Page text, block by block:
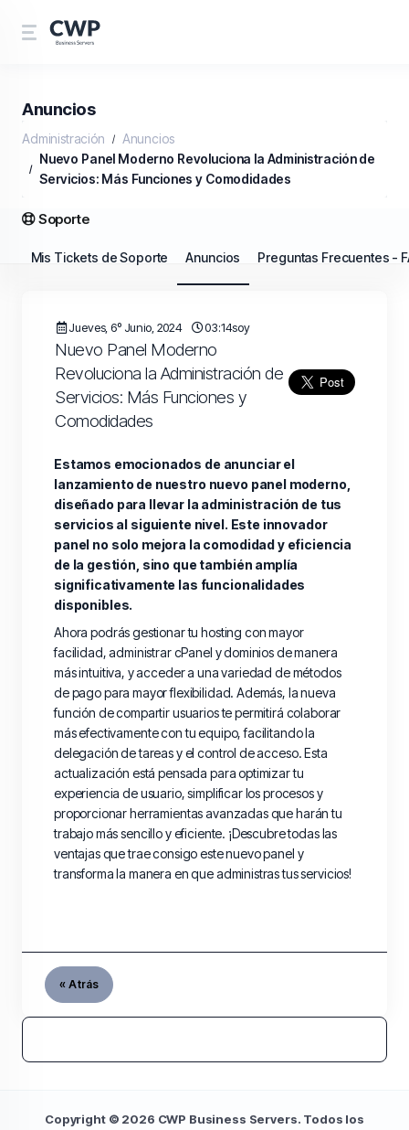
Anuncios
Administración
Anuncios
Nuevo Panel Moderno Revoluciona la Administración de
Servicios: Más Funciones y Comodidades
Soporte
Mis Tickets de Soporte Anuncios Preguntas Frecuentes -
Jueves, 6º Junio, 2024 03:14soy
Nuevo Panel Moderno
Revoluciona la Administración de
Servicios: Más Funciones y
Comodidades
Estamos emocionados de anunciar el
lanzamiento de nuestro nuevo panel moderno,
diseñado para llevar la administración de tus
servicios al siguiente nivel. Este innovador
panel no solo mejora la comodidad y eficiencia
de la gestión, sino que también amplía
significativamente las funcionalidades
disponibles.
Ahora podrás gestionar tu hosting con mayor
facilidad, administrar cPanel y dominios de manera
más intuitiva, y acceder a una variedad de métodos
de pago para mayor flexibilidad. Además, la nueva
función de compartir usuarios te permitirá colaborar
más efectivamente con tu equipo, facilitando la
delegación de tareas y el control de acceso. Esta
actualización está pensada para optimizar tu
experiencia de usuario, simplificar los procesos y
proporcionar herramientas avanzadas que harán tu
trabajo más sencillo y eficiente. ¡Descubre todas las
ventajas que trae consigo este nuevo panel y
transforma la manera en que administras tus servicios!
« Atrás
Copyright © 2026 CWP Business Servers. Todos los